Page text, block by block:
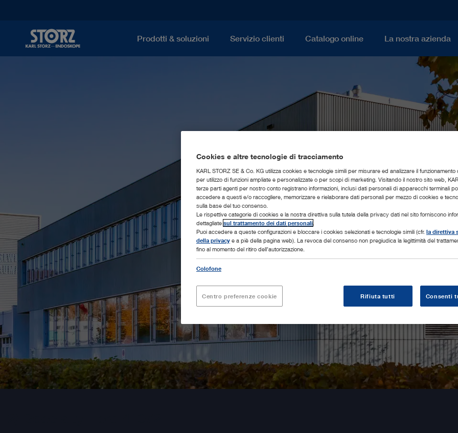
Prodotti & soluzioni Servizio clienti Catalogo online La nostra azienda
Cookies e altre tecnologie di tracciamento
KARL STORZ SE & Co. KG utilizza cookies e tecnologie simili per misurare ed analizzare il funzionamento
per utilizzo di funzioni ampliate e personalizzate o per scopi di marketing. Visitando il nostro sito web,
terze parti agenti per nostro conto registrano informazioni, inclusi dati personali di apparecchi terminali
accedere a questi e/o raccogliere, memorizzare e rielaborare dati personali per mezzo di cookies e
sulla base del tuo consenso.
Le rispettive categorie di cookies e la nostra direttiva sulla tutela della privacy dati nel sito forniscono
dettagliate sul trattamento dei dati personali
Puoi accedere a queste configurazioni e bloccare i cookies selezionati e tecnologie simili (cfr. la direttiva
della privacy e a piè della pagina web). La revoca del consenso non pregiudica la legittimità del
fino al momento del ritiro dell’autorizzazione.
Colofone
Centro preferenze cookie Rifiuta tutti Consenti